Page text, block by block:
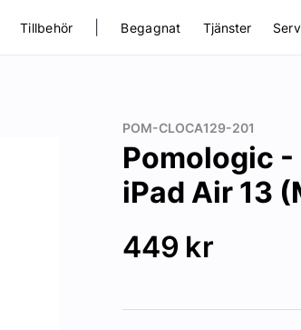
Tillbehör Begagnat Tjänster
POM-CLOCA129-201
Pomologic
iPad Air 13
449 kr